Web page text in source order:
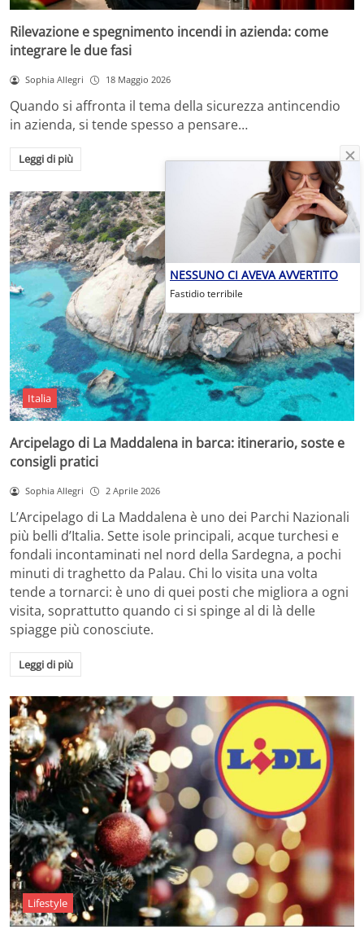
Rilevazione e spegnimento incendi in azienda: come
integrare le due fasi
Sophia Allegri 18 Maggio 2026
Quando si affronta il tema della sicurezza antincendio
in azienda, si tende spesso a pensare…
Leggi di più
Italia
Arcipelago di La Maddalena in barca: itinerario, soste e
consigli pratici
Sophia Allegri 2 Aprile 2026
L’Arcipelago di La Maddalena è uno dei Parchi Nazionali
più belli d’Italia. Sette isole principali, acque turchesi e
fondali incontaminati nel nord della Sardegna, a pochi
minuti di traghetto da Palau. Chi lo visita una volta
tende a tornarci: è uno di quei posti che migliora a ogni
visita, soprattutto quando ci si spinge al di là delle
spiagge più conosciute.
Leggi di più
Lifestyle
NESSUNO CI AVEVA AVVERTITO
Fastidio terribile